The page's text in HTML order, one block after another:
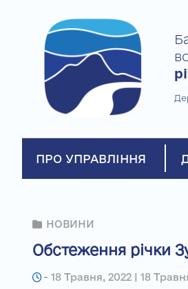
content
ПРО УПРАВЛІННЯ
НОВИНИ
Обстеження річки
- 18 Травня, 2022 | 18